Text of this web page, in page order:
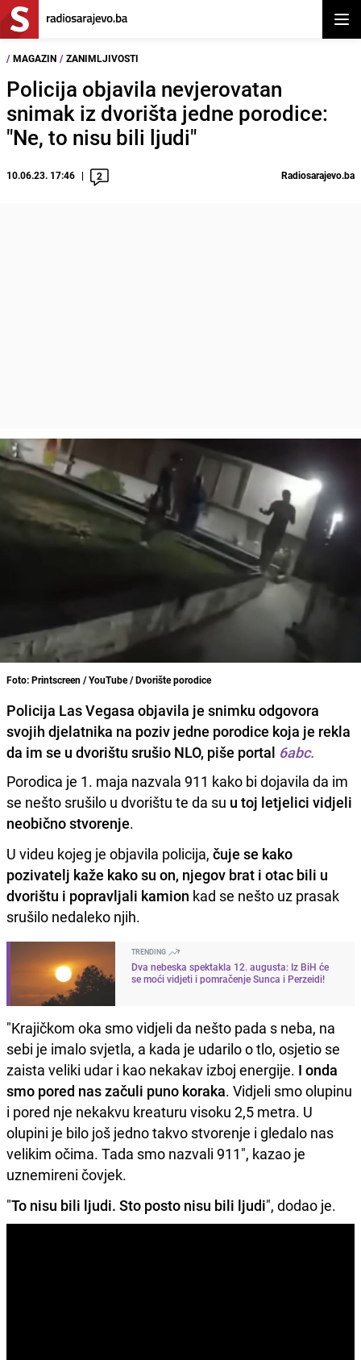
/ MAGAZIN / ZANIMLJIVOSTI
Policija objavila nevjerovatan
snimak iz dvorišta jedne porodice:
"Ne, to nisu bili ljudi"
10.06.23. 17:46 2 Radiosarajevo.ba
Foto: Printscreen / YouTube / Dvorište porodice
Policija Las Vegasa objavila je snimku odgovora
svojih djelatnika na poziv jedne porodice koja je rekla
da im se u dvorištu srušio NLO, piše portal 6abc.
Porodica je 1. maja nazvala 911 kako bi dojavila da im
se nešto srušilo u dvorištu te da su u toj letjelici vidjeli
neobično stvorenje.
U videu kojeg je objavila policija, čuje se kako
pozivatelj kaže kako su on, njegov brat i otac bili u
dvorištu i popravljali kamion kad se nešto uz prasak
srušilo nedaleko njih.
TRENDING
Dva nebeska spektakla 12. augusta: Iz BiH će
se moći vidjeti i pomračenje Sunca i Perzeidi!
"Krajičkom oka smo vidjeli da nešto pada s neba, na
sebi je imalo svjetla, a kada je udarilo o tlo, osjetio se
zaista veliki udar i kao nekakav izboj energije. I onda
smo pored nas začuli puno koraka. Vidjeli smo olupinu
i pored nje nekakvu kreaturu visoku 2,5 metra. U
olupini je bilo još jedno takvo stvorenje i gledalo nas
velikim očima. Tada smo nazvali 911", kazao je
uznemireni čovjek.
"To nisu bili ljudi. Sto posto nisu bili ljudi", dodao je.